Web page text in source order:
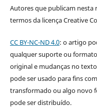
Autores que publicam nesta
termos da licença Creative
CC BY-NC-ND 4.0: o artigo
qualquer suporte ou
original e mudanças no
pode ser usado para fins
transformado ou algo novo
pode ser distribuído.